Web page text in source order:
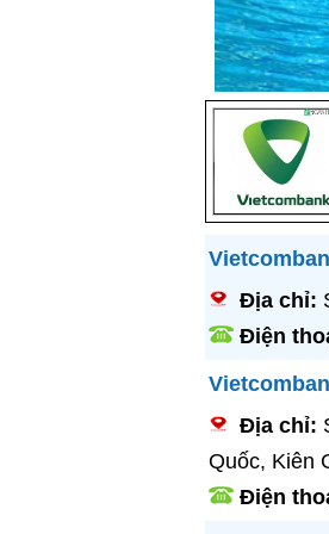
Địa chỉ:
Điện
Địa chỉ:
Quốc, Kiên
Điện